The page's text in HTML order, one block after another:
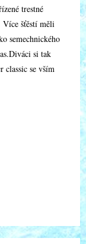
trestné
Více šťěstí měli
semechnického
si tak
classic se vším